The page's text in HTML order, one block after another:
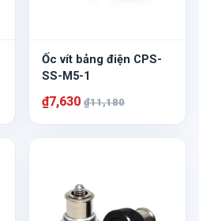
Ốc vít bảng điện CPS-
SS-M5-1
₫7,630 ₫11,180